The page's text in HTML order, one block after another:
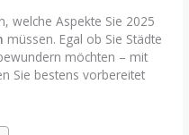
welche Aspekte Sie 2025
müssen. Egal ob Sie Städte
möchten – mit
Sie bestens vorbereitet